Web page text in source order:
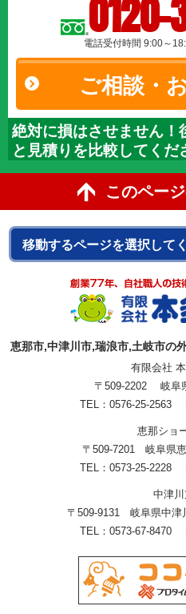
電話受付時間 9:00～
ご相談・
絶対に損はさせません！
と見積りを比較してくだ
このペー
恵那市,中津川市,瑞浪市,土岐市の
有限会社
〒509-2202 岐阜
TEL：0576-25-2563
恵那ショ
〒509-7201 岐阜県
TEL：0573-25-2228
中津
〒509-9131 岐阜県中津
TEL：0573-67-8470